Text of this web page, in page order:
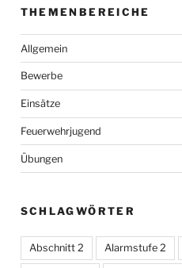
THEMENBEREICHE
Allgemein
Bewerbe
Einsätze
Feuerwehrjugend
Übungen
SCHLAGWÖRTER
Abschnitt 2 Alarmstufe 2